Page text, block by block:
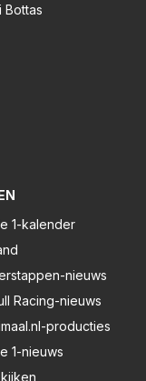
Bottas
1-kalender
nieuws
Racing-nieuws
producties
1-nieuws